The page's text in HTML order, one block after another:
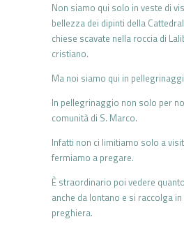
Non siamo qui solo in veste di
bellezza dei dipinti della
chiese scavate nella roccia di
cristiano.
Ma noi siamo qui in
In pellegrinaggio non solo per
comunità di S. Marco.
Infatti non ci limitiamo solo a
fermiamo a pregare.
È straordinario poi vedere
anche da lontano e si raccolga
preghiera.